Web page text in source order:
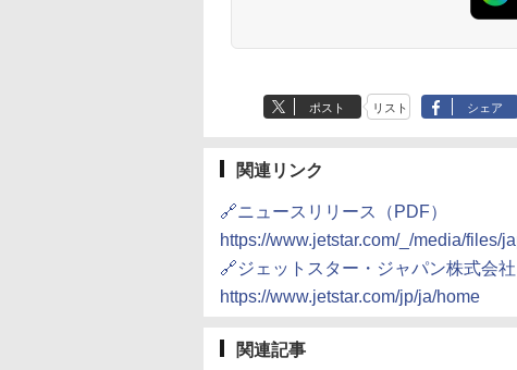
ポスト リスト シェア
関連リンク
🔗ニュースリリース（PDF）
https://www.jetstar.com/_/media/files/
🔗ジェットスター・ジャパン株式会社
https://www.jetstar.com/jp/ja/home
関連記事